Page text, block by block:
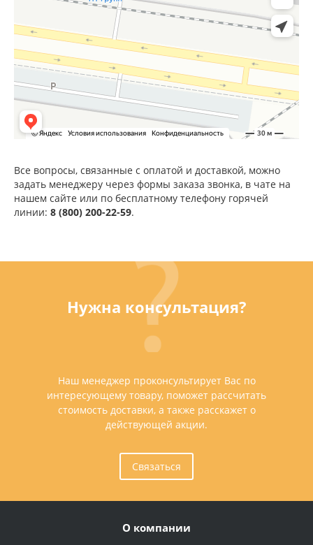
Все вопросы, связанные с оплатой и доставкой, можно
задать менеджеру через формы заказа звонка, в чате на
нашем сайте или по бесплатному телефону горячей
линии: 8 (800) 200-22-59.
Нужна консультация?
Наш менеджер проконсультирует Вас по
интересующему товару, поможет рассчитать
стоимость доставки, а также расскажет о
действующей акции.
Связаться
О компании